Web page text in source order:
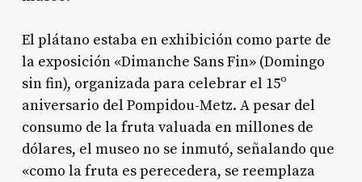
El plátano estaba en exhibición como parte de
la exposición «Dimanche Sans Fin» (Domingo
sin fin), organizada para celebrar el 15º
aniversario del Pompidou-Metz. A pesar del
consumo de la fruta valuada en millones de
dólares, el museo no se inmutó, señalando que
«como la fruta es perecedera, se reemplaza